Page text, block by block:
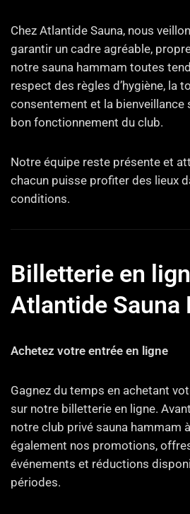
Chez Atlantide Sauna, nous
garantir un cadre agréable,
notre sauna hammam toutes
respect des règles d’hygiène, la
consentement et la bienveillance
bon fonctionnement du club.
Notre équipe reste présente et
chacun puisse profiter des lieux
conditions.
Billetterie en
Atlantide Sauna
Achetez votre entrée en ligne
Gagnez du temps en achetant
sur notre billetterie en ligne.
notre club privé sauna hammam
également nos promotions,
événements et réductions
périodes.